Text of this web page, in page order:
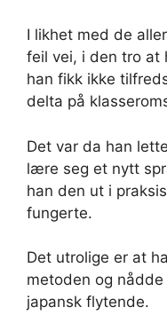
I likhet med de
feil vei, i den tro at
han fikk ikke
delta på
Det var da han
lære seg et nytt
han den ut i
fungerte.
Det utrolige er at
metoden og
japansk flytende.